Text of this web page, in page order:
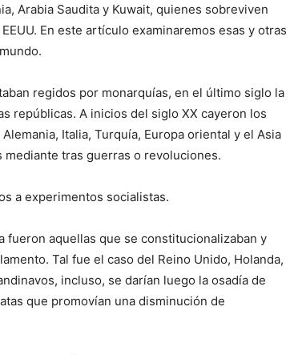
Arabia Saudita y Kuwait, quienes sobreviven
En este artículo examinaremos esas y otras
regidos por monarquías, en el último siglo la
repúblicas. A inicios del siglo XX cayeron los
Italia, Turquía, Europa oriental y el Asia
tras guerras o revoluciones.
a experimentos socialistas.
fueron aquellas que se constitucionalizaban y
Tal fue el caso del Reino Unido, Holanda,
incluso, se darían luego la osadía de
que promovían una disminución de